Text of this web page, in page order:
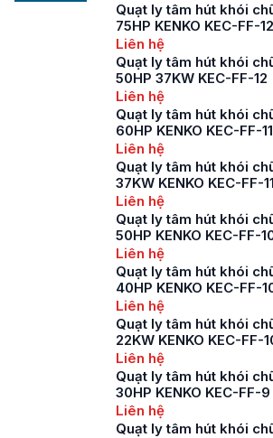
Quạt ly tâm hút khói
75HP KENKO KEC-FF-12
Liên hệ
Quạt ly tâm hút khói
50HP 37KW KEC-FF-12
Liên hệ
Quạt ly tâm hút khói
60HP KENKO KEC-FF-11
Liên hệ
Quạt ly tâm hút khói
37KW KENKO KEC-FF-11
Liên hệ
Quạt ly tâm hút khói
50HP KENKO KEC-FF-
Liên hệ
Quạt ly tâm hút khói
40HP KENKO KEC-FF-
Liên hệ
Quạt ly tâm hút khói
22KW KENKO KEC-FF-
Liên hệ
Quạt ly tâm hút khói
30HP KENKO KEC-FF-9
Liên hệ
Quạt ly tâm hút khói